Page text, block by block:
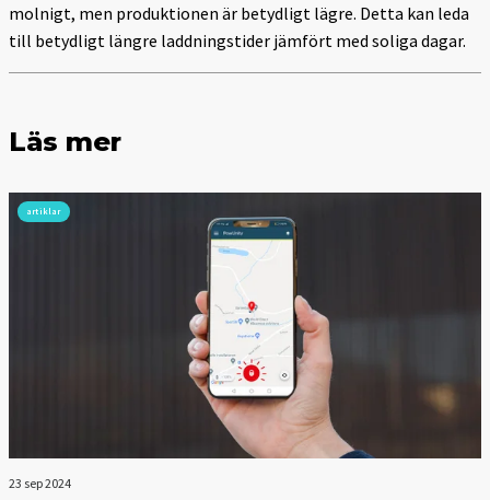
molnigt, men produktionen är betydligt lägre. Detta kan leda
till betydligt längre laddningstider jämfört med soliga dagar.
Läs mer
artiklar
23 sep 2024